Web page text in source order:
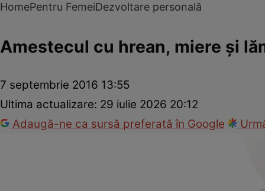
HomePentru FemeiDezvoltare personală
Amestecul cu hrean, miere şi
7 septembrie 2016 13:55
Ultima actualizare: 29 iulie 2026 20:12
Adaugă-ne ca sursă preferată în Google